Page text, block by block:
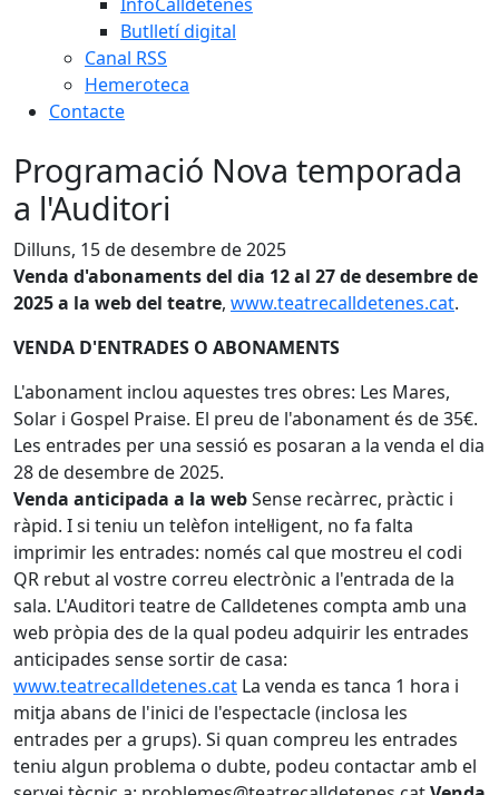
Butlletí digital
Canal RSS
Hemeroteca
Contacte
Programació Nova temporada
a l'Auditori
Dilluns, 15 de desembre de 2025
Venda d'abonaments del dia 12 al 27 de desembre de
2025 a la web del teatre, www.teatrecalldetenes.cat.
VENDA D'ENTRADES O ABONAMENTS
L'abonament inclou aquestes tres obres: Les Mares,
Solar i Gospel Praise. El preu de l'abonament és de 35€.
Les entrades per una sessió es posaran a la venda el dia
28 de desembre de 2025.
Venda anticipada a la webSense recàrrec, pràctic i
ràpid. I si teniu un telèfon intel·ligent, no fa falta
imprimir les entrades: només cal que mostreu el codi
QR rebut al vostre correu electrònic a l'entrada de la
sala. L'Auditori teatre de Calldetenes compta amb una
web pròpia des de la qual podeu adquirir les entrades
anticipades sense sortir de casa:
www.teatrecalldetenes.cat La venda es tanca 1 hora i
mitja abans de l'inici de l'espectacle (inclosa les
entrades per a grups). Si quan compreu les entrades
teniu algun problema o dubte, podeu contactar amb el